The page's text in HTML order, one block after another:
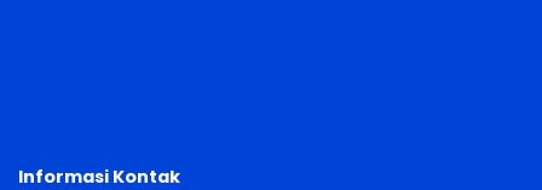
Informasi Kontak